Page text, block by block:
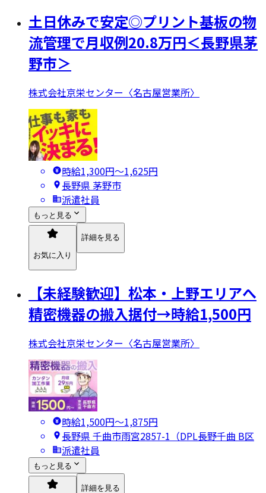
土日休みで安定◎プリント基板の物
流管理で月収例20.8万円＜長野県茅
野市＞
株式会社京栄センター〈名古屋営業所〉
時給1,300円〜1,625円
長野県 茅野市
派遣社員
もっと見る
お気に入り
詳細を見る
【未経験歓迎】松本・上野エリアへ
精密機器の搬入据付→時給1,500円
株式会社京栄センター〈名古屋営業所〉
時給1,500円〜1,875円
長野県 千曲市雨宮2857-1（DPL長野千曲 B区
派遣社員
もっと見る
詳細を見る